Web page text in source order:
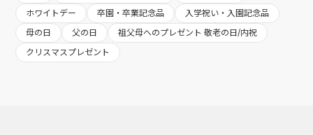
ホワイトデー
卒園・卒業記念品
入学祝い・入園記念品
母の日
父の日
祖父母へのプレゼント 敬老の日/内祝
クリスマスプレゼント